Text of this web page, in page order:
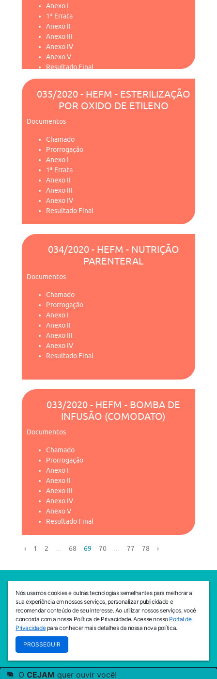
Anexo I
1ª Errata
Anexo II
Anexo III
Anexo IV
Anexo V
Resultado Final
035/2020 - HEFM - ESTERILIZAÇÃO
POR OXIDO DE ETILENO
Documentos
Chamado
Prorrogação
Anexo I
1ª Errata
Anexo II
Anexo III
Anexo IV
Resultado Final
034/2020 - HEFM - NUTRIÇÃO
PARENTERAL
Documentos
Chamado
Prorrogação
Anexo I
Anexo II
Anexo III
Anexo IV
Resultado Final
033/2020 - HEFM - BOMBA DE
INFUSÃO (COMODATO)
Documentos
Chamado
Prorrogação
Anexo I
Anexo II
Anexo III
Anexo IV
Anexo V
Resultado Final
‹ 1 2 68 69 70 77 78 ›
SEDE CEJAM
Av. da Liberdade, 765, Liberdade, São Paulo, 01503-001
(11) 3469 - 1818
INSTITUTO CEJAM
Av. da Liberdade, 765, Liberdade, São Paulo, 01503-001
© 2026
Nós usamos cookies e outras tecnologias semelhantes para melhorar a
sua experiência em nossos serviços, personalizar publicidade e
recomendar conteúdo de seu interesse. Ao utilizar nossos serviços, você
concorda com a nossa Política de Privacidade. Acesse nosso Portal de
Privacidadepara conhecer mais detalhes da nossa nova política.
PROSSEGUIR
O CEJAM quer ouvir você!